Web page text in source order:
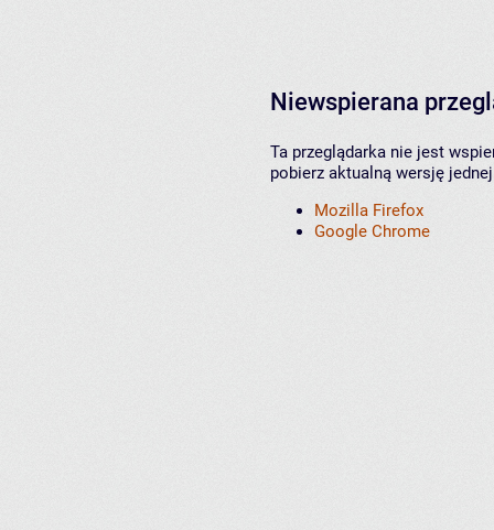
Niewspierana
Ta przeglądarka nie jest
pobierz aktualną wersję
Mozilla Firefox
Google Chrome